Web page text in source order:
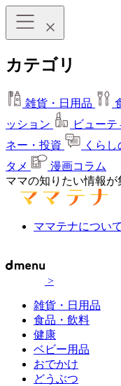
カテゴリ
雑貨・日用品
ッション
ビューテ
ネー・投資
くら
タメ
漫画コラム
ママの知りたい情報
ママテナについて
>
雑貨・日用品
食品・飲料
健康
ベビー用品
おでかけ
どうぶつ